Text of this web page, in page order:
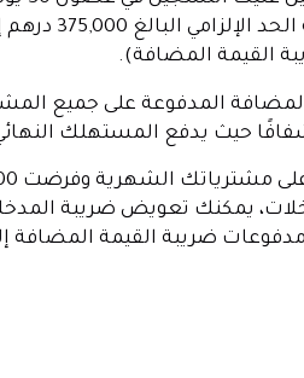
المضافة عندما
المدفوعة على جميع
حيث يدفع المستهلك